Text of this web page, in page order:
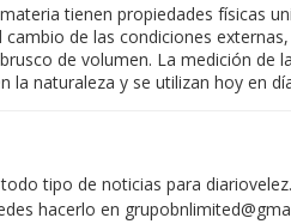
tienen propiedades físicas
de las condiciones
de volumen. La medición
naturaleza y se utilizan hoy en
tipo de noticias para
hacerlo en